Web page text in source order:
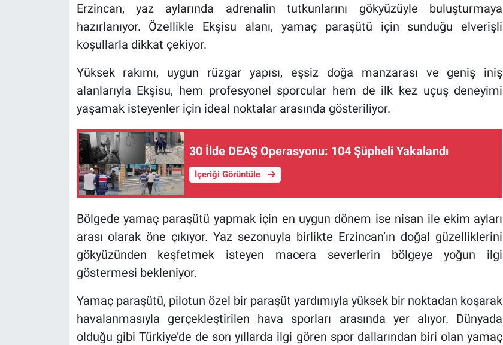
Erzincan, yaz aylarında adrenalin tutkunlarını gökyüzüyle buluşturmaya
hazırlanıyor. Özellikle Ekşisu alanı, yamaç paraşütü için sunduğu elverişli
koşullarla dikkat çekiyor.
Yüksek rakımı, uygun rüzgar yapısı, eşsiz doğa manzarası ve geniş iniş
alanlarıyla Ekşisu, hem profesyonel sporcular hem de ilk kez uçuş deneyimi
yaşamak isteyenler için ideal noktalar arasında gösteriliyor.
30 İlde DEAŞ Operasyonu: 104 Şüpheli Yakalandı
İçeriği Görüntüle
Bölgede yamaç paraşütü yapmak için en uygun dönem ise nisan ile ekim ayları
arası olarak öne çıkıyor. Yaz sezonuyla birlikte Erzincan’ın doğal güzelliklerini
gökyüzünden keşfetmek isteyen macera severlerin bölgeye yoğun ilgi
göstermesi bekleniyor.
Yamaç paraşütü, pilotun özel bir paraşüt yardımıyla yüksek bir noktadan koşarak
havalanmasıyla gerçekleştirilen hava sporları arasında yer alıyor. Dünyada
olduğu gibi Türkiye’de de son yıllarda ilgi gören spor dallarından biri olan yamaç